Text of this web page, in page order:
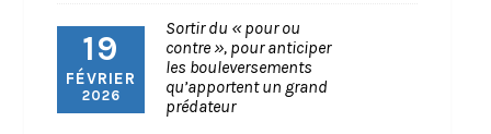
19
FÉVRIER
2026
Sortir du « pour ou
contre », pour anticiper
les bouleversements
qu’apportent un grand
prédateur